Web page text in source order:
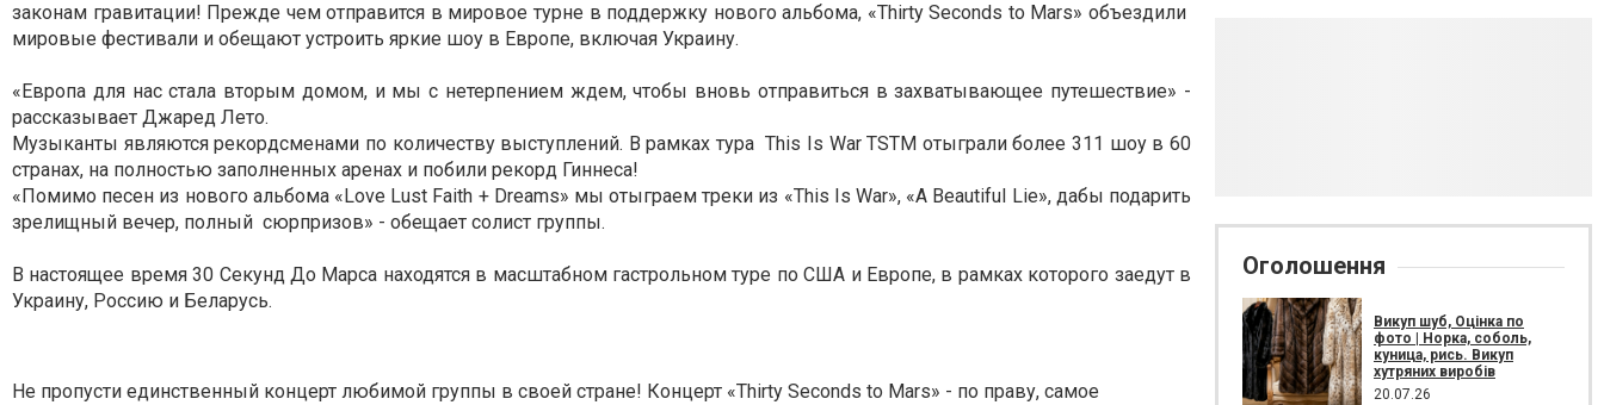
законам гравитации! Прежде чем отправится в мировое турне в поддержку нового альбома, «Thirty Seconds to Mars» объездили
мировые фестивали и обещают устроить яркие шоу в Европе, включая Украину.
«Европа для нас стала вторым домом, и мы с нетерпением ждем, чтобы вновь отправиться в захватывающее путешествие» -
рассказывает Джаред Лето.
Музыканты являются рекордсменами по количеству выступлений. В рамках тура This Is War TSTM отыграли более 311 шоу в 60
странах, на полностью заполненных аренах и побили рекорд Гиннеса!
«Помимо песен из нового альбома «Love Lust Faith + Dreams» мы отыграем треки из «This Is War», «A Beautiful Lie», дабы подарить
зрелищный вечер, полный сюрпризов» - обещает солист группы.
В настоящее время 30 Секунд До Марса находятся в масштабном гастрольном туре по США и Европе, в рамках которого заедут в
Украину, Россию и Беларусь.
Не пропусти единственный концерт любимой группы в своей стране! Концерт «Thirty Seconds to Mars» - по праву, самое
Оголошення
Викуп шуб, Оцінка по
фото | Норка, соболь,
куница, рись. Викуп
хутряних виробів
20.07.26